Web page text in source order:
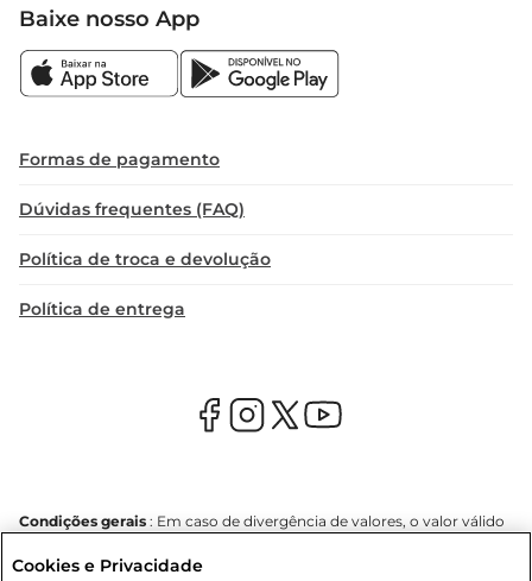
Baixe nosso App
Formas de pagamento
Dúvidas frequentes (FAQ)
Política de troca e devolução
Política de entrega
Condições gerais : Em caso de divergência de valores, o valor válido
confirmação de estoque. Compras podem ser canceladas em caso
Cookies e Privacidade